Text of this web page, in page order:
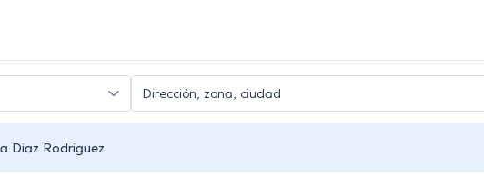
Diaz Rodriguez